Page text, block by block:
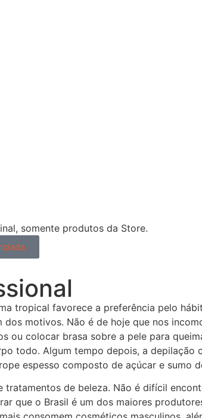
somente produtos da Store.
tropical favorece a preferência pelo
motivos. Não é de hoje que nos
ou colocar brasa sobre a pele para
todo. Algum tempo depois, a depilação
espesso composto de açúcar e sumo
de beleza. Não é difícil
que o Brasil é um dos maiores